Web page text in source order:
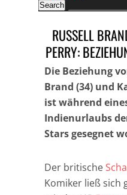
RUSSELL
PERRY:
Die Beziehung
Brand (34) und
ist während
Indienurlaubs
Stars gesegnet
Der britische
Komiker ließ sich